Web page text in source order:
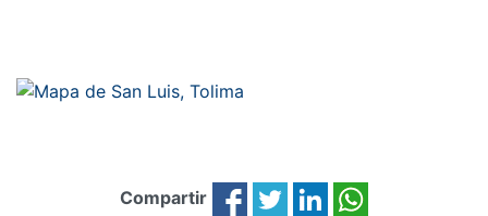
Compartir